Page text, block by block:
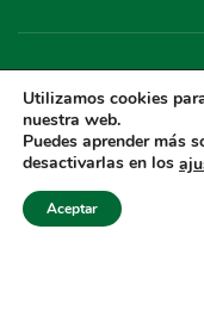
Rio Atoyac 30.
Cuautlancingo
Cuautlancingo,
+52 222 2319969
Utilizamos cookies
nuestra web.
Puedes aprender más
desactivarlas en los
Aceptar